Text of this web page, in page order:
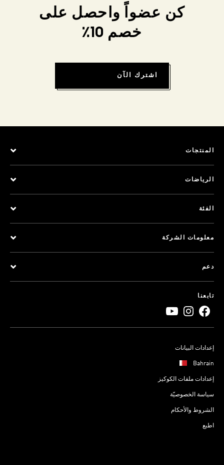
كن عضواً واحصل على
خصم 10٪
اشترك الآن
المنتجات
الرياضات
الفئة
معلومات الشركة
دعم
تابعنا
إعدادات البيانات
Bahrain
إعدادات ملفات الكوكيز
سياسة الخصوصيّة
الشروط والأحكام
اطبع